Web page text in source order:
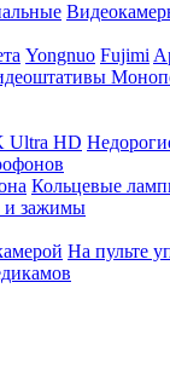
Yongnuo Fujimi
Ultra HD
Кольцевые
и зажимы
На пульте